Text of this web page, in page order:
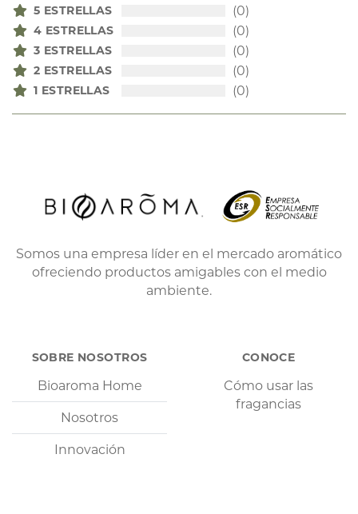
5 ESTRELLAS (0)
4 ESTRELLAS (0)
3 ESTRELLAS (0)
2 ESTRELLAS (0)
1 ESTRELLAS (0)
Somos una empresa líder en el mercado aromático
ofreciendo productos amigables con el medio
ambiente.
SOBRE NOSOTROS
Bioaroma Home
Nosotros
Innovación
CONOCE
Cómo usar las
fragancias